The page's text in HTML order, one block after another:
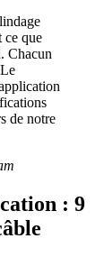
ce que
Chacun
de notre
: 9